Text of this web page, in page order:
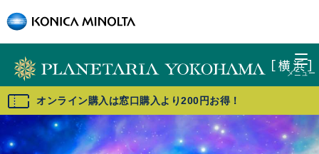
オンライン購入は窓口購入より200円お得！